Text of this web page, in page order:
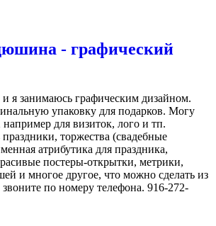
- графический
и я занимаюсь графическим дизайном.
упаковку для подарков. Могу
например для визиток, лого и тп.
торжества (свадебные
атрибутика для праздника,
постеры-открытки, метрики,
и многое другое, что можно сделать из
по номеру телефона. 916-272-